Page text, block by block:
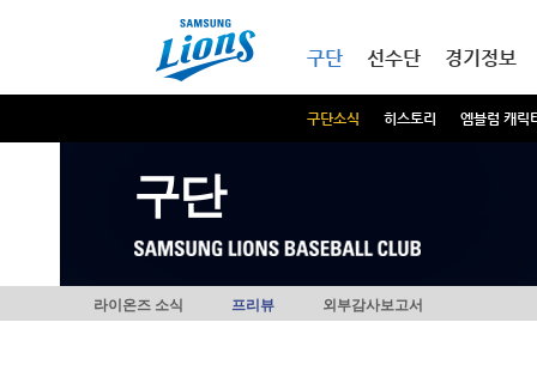
구단
구단소식 히스토리 엠블럼 캐릭
선수단 경기정보
구단
라이온즈 소식 프리뷰 외부감사보고서